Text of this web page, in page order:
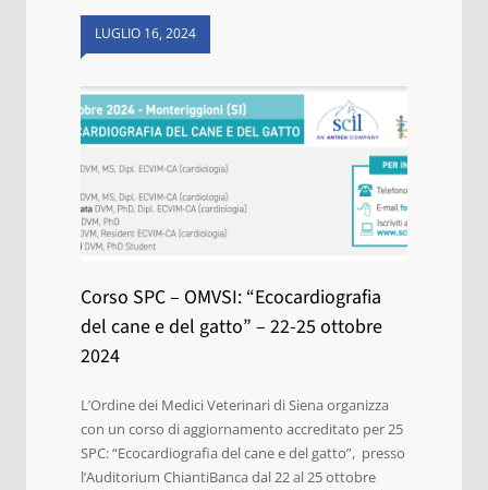
LUGLIO 16, 2024
Corso SPC – OMVSI: “Ecocardiografia
del cane e del gatto” – 22-25 ottobre
2024
L’Ordine dei Medici Veterinari di Siena organizza
con un corso di aggiornamento accreditato per 25
SPC: “Ecocardiografia del cane e del gatto”, presso
l’Auditorium ChiantiBanca dal 22 al 25 ottobre